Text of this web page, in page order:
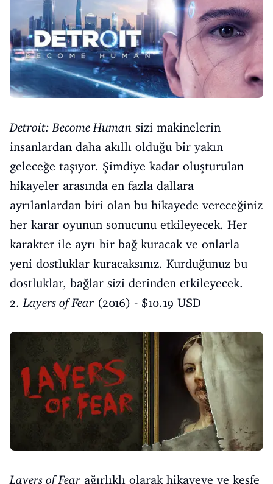
Detroit: Become Human sizi makinelerin
insanlardan daha akıllı olduğu bir yakın
geleceğe taşıyor. Şimdiye kadar oluşturulan
hikayeler arasında en fazla dallara
ayrılanlardan biri olan bu hikayede vereceğiniz
her karar oyunun sonucunu etkileyecek. Her
karakter ile ayrı bir bağ kuracak ve onlarla
yeni dostluklar kuracaksınız. Kurduğunuz bu
dostluklar, bağlar sizi derinden etkileyecek.
2.Layers of Fear (2016) - $10.19 USD
Layers of Fear ağırlıklı olarak hikayeye ve keşfe